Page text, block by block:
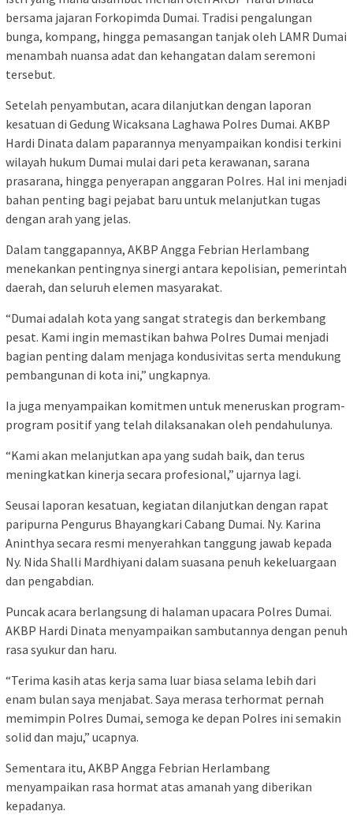
bersama jajaran Forkopimda Dumai. Tradisi pengalungan
bunga, kompang, hingga pemasangan tanjak oleh LAMR Dumai
menambah nuansa adat dan kehangatan dalam seremoni
tersebut.
Setelah penyambutan, acara dilanjutkan dengan laporan
kesatuan di Gedung Wicaksana Laghawa Polres Dumai. AKBP
Hardi Dinata dalam paparannya menyampaikan kondisi terkini
wilayah hukum Dumai mulai dari peta kerawanan, sarana
prasarana, hingga penyerapan anggaran Polres. Hal ini menjadi
bahan penting bagi pejabat baru untuk melanjutkan tugas
dengan arah yang jelas.
Dalam tanggapannya, AKBP Angga Febrian Herlambang
menekankan pentingnya sinergi antara kepolisian, pemerintah
daerah, dan seluruh elemen masyarakat.
“Dumai adalah kota yang sangat strategis dan berkembang
pesat. Kami ingin memastikan bahwa Polres Dumai menjadi
bagian penting dalam menjaga kondusivitas serta mendukung
pembangunan di kota ini,” ungkapnya.
Ia juga menyampaikan komitmen untuk meneruskan program-
program positif yang telah dilaksanakan oleh pendahulunya.
“Kami akan melanjutkan apa yang sudah baik, dan terus
meningkatkan kinerja secara profesional,” ujarnya lagi.
Seusai laporan kesatuan, kegiatan dilanjutkan dengan rapat
paripurna Pengurus Bhayangkari Cabang Dumai. Ny. Karina
Aninthya secara resmi menyerahkan tanggung jawab kepada
Ny. Nida Shalli Mardhiyani dalam suasana penuh kekeluargaan
dan pengabdian.
Puncak acara berlangsung di halaman upacara Polres Dumai.
AKBP Hardi Dinata menyampaikan sambutannya dengan penuh
rasa syukur dan haru.
“Terima kasih atas kerja sama luar biasa selama lebih dari
enam bulan saya menjabat. Saya merasa terhormat pernah
memimpin Polres Dumai, semoga ke depan Polres ini semakin
solid dan maju,” ucapnya.
Sementara itu, AKBP Angga Febrian Herlambang
menyampaikan rasa hormat atas amanah yang diberikan
kepadanya.